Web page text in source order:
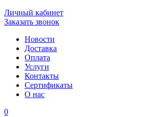
Личный кабинет
Заказать звонок
Новости
Доставка
Оплата
Услуги
Контакты
Cертификаты
О нас
0